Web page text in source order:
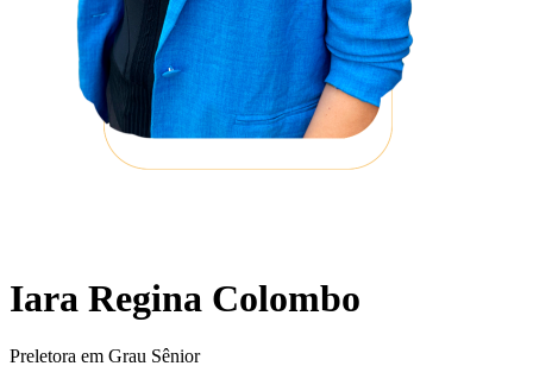
Iara Regina Colombo
Preletora em Grau Sênior